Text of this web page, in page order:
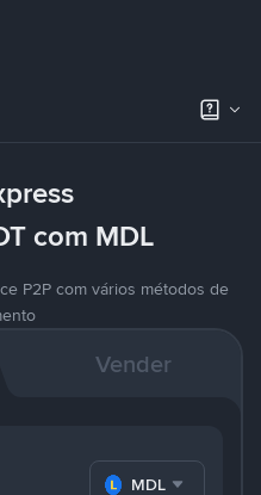
com MDL
P2P com vários métodos de
Vender
MDL